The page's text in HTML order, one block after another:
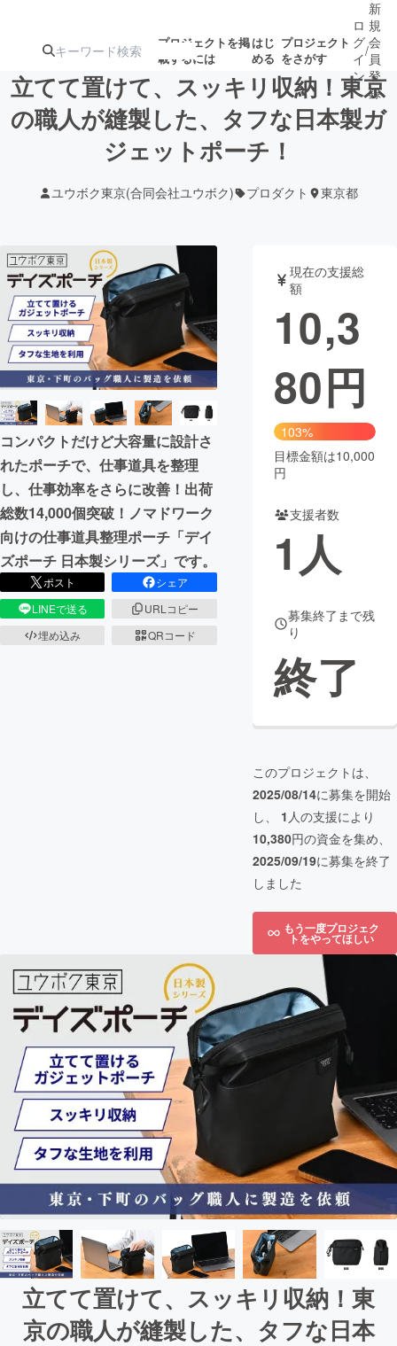
プロジェクトを掲
載するには
はじ
める
プロジェクト
をさがす
注目のリ
注目の新着プロ募集終了が近いプ
テクノロジー・ガジェット
映像・映画 書籍・雑誌
ビジネス・起業 チャレンジ
まちづくり・地域活性化
CAMPFIRE for Social Good
CAMPFIRE Creation
CAMPFIREふるさと納税machi-ya コミュニティ
ロ
グ
イ
ン
/
新
規
会
員
登
録
立てて置けて、スッキリ収納！東京
の職人が縫製した、タフな日本製ガ
ジェットポーチ！
ユウボク東京(合同会社ユウボク) プロダクト 東京都
コンパクトだけど大容量に設計さ
れたポーチで、仕事道具を整理
し、仕事効率をさらに改善！出荷
総数14,000個突破！ノマドワーク
向けの仕事道具整理ポーチ「デイ
ズポーチ 日本製シリーズ」です。
ポスト
シェア
LINEで送る
URLコピー
埋め込み
QRコード
現在の支援総
額
10,3
80円
103%
目標金額は10,000
円
支援者数
1人
募集終了まで残
り
終了
このプロジェクトは、
2025/08/14に募集を開始
し、 1 人の支援により
10,380円の資金を集め、
2025/09/19に募集を終了
しました
もう一度プロジェク
トをやってほしい
立てて置けて、スッキリ収納！東
京の職人が縫製した、タフな日本